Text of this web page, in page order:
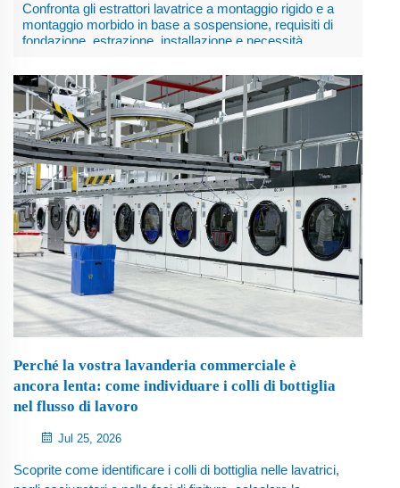
Confronta gli estrattori lavatrice a montaggio rigido e a
montaggio morbido in base a sospensione, requisiti di
fondazione, estrazione, installazione e necessità
Perché la vostra lavanderia commerciale è
ancora lenta: come individuare i colli di bottiglia
nel flusso di lavoro
Jul 25, 2026
Scoprite come identificare i colli di bottiglia nelle lavatrici,